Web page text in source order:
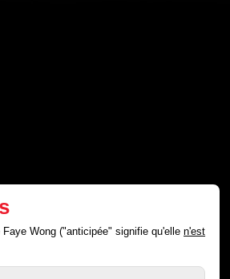
Faye Wong ("anticipée" signifie qu'ellen'est